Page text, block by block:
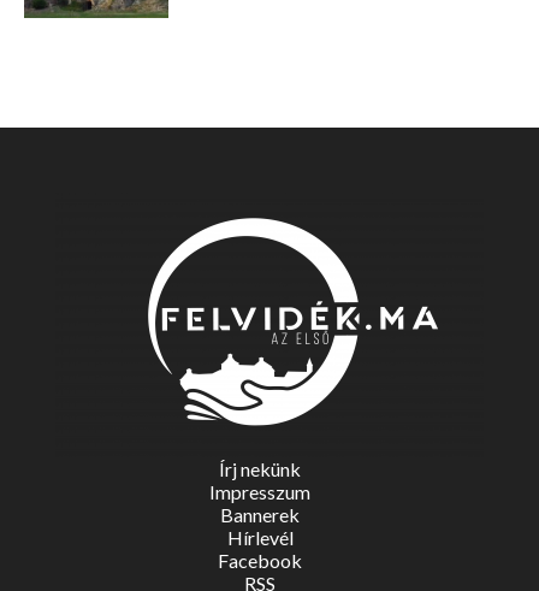
Írj nekünk
Impresszum
Bannerek
Hírlevél
Facebook
RSS